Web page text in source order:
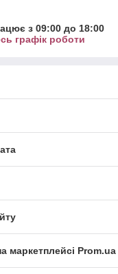
з 09:00 до 18:00
графік роботи
маркетплейсі Prom.ua